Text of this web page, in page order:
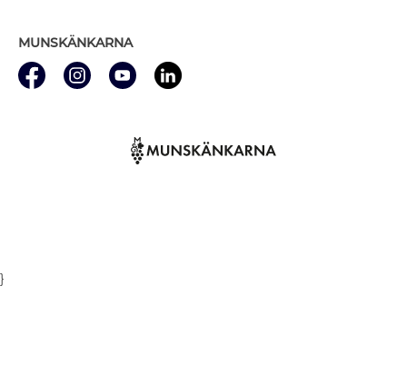
MUNSKÄNKARNA
}